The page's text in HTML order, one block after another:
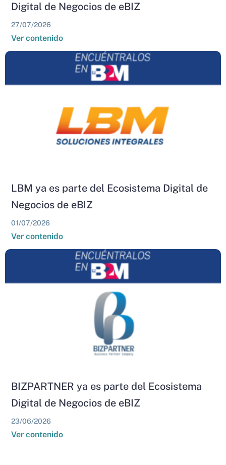
Digital de Negocios de eBIZ
27/07/2026
Ver contenido
LBM ya es parte del Ecosistema Digital de
Negocios de eBIZ
01/07/2026
Ver contenido
BIZPARTNER ya es parte del Ecosistema
Digital de Negocios de eBIZ
23/06/2026
Ver contenido